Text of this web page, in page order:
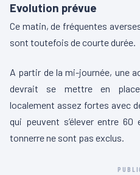
Evolution prévue
Ce matin, de fréquentes
sont toutefois de courte durée.
A partir de la mi-journée, une
devrait se mettre en
localement assez fortes avec
qui peuvent s’élever entre
tonnerre ne sont pas exclus.